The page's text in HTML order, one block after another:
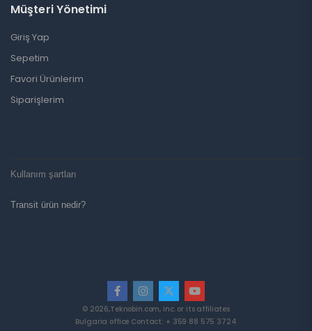
Müşteri Yönetimi
Giriş Yap
Sepetim
Favori Ürünlerim
Siparişlerim
Kullanım şartları
Transit ürün nedir?
© 2026,Teknobin.com, Inc. or its affiliates
Bulgaria office Contact: + 359 88 575 3724